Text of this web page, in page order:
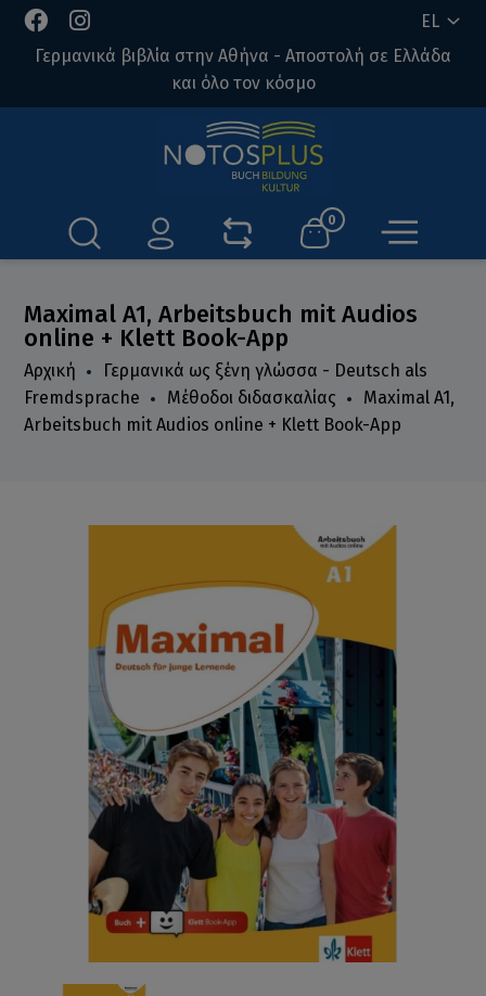
EL
Γερμανικά βιβλία στην Αθήνα - Αποστολή σε Ελλάδα
και όλο τον κόσμο
0
Maximal A1, Arbeitsbuch mit Audios
online + Klett Book-App
Αρχική
Γερμανικά ως ξένη γλώσσα - Deutsch als
Fremdsprache
Μέθοδοι διδασκαλίας
Maximal A1,
Arbeitsbuch mit Audios online + Klett Book-App